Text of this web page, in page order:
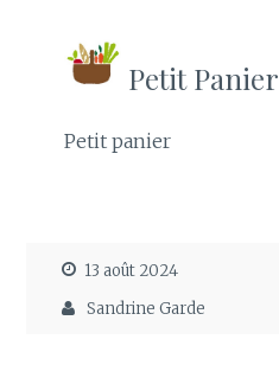
Petit Panier
Petit panier
13 août 2024
Sandrine Garde